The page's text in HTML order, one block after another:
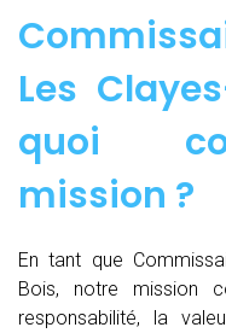
Les
quoi
mission ?
En tant que
Bois, notre mission
responsabilité, la